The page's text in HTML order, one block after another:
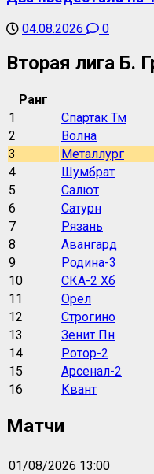
04.08.2026 0
Вторая лига Б.
Ранг
1
Спартак Тм
2
Волна
3
Металлург
4
Шумбрат
5
Салют
6
Сатурн
7
Рязань
8
Авангард
9
Родина-3
10
СКА-2 Хб
11
Орёл
12
Строгино
13
Зенит Пн
14
Ротор-2
15
Арсенал-2
16
Квант
Матчи
01/08/2026 13:00